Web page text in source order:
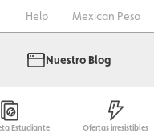
Help Mexican Peso
Nuestro Blog
Estudiante Ofertas irresistibles